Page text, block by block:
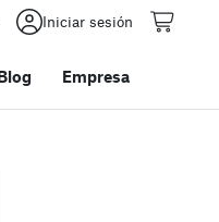
Iniciar sesión
Empresa